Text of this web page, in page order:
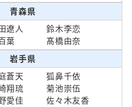
青森県
遼人
鈴木李恋
葉
髙橋由奈
岩手県
蒼天
狐鼻千依
翔琉
菊池崇伍
愛佳
佐々木友香